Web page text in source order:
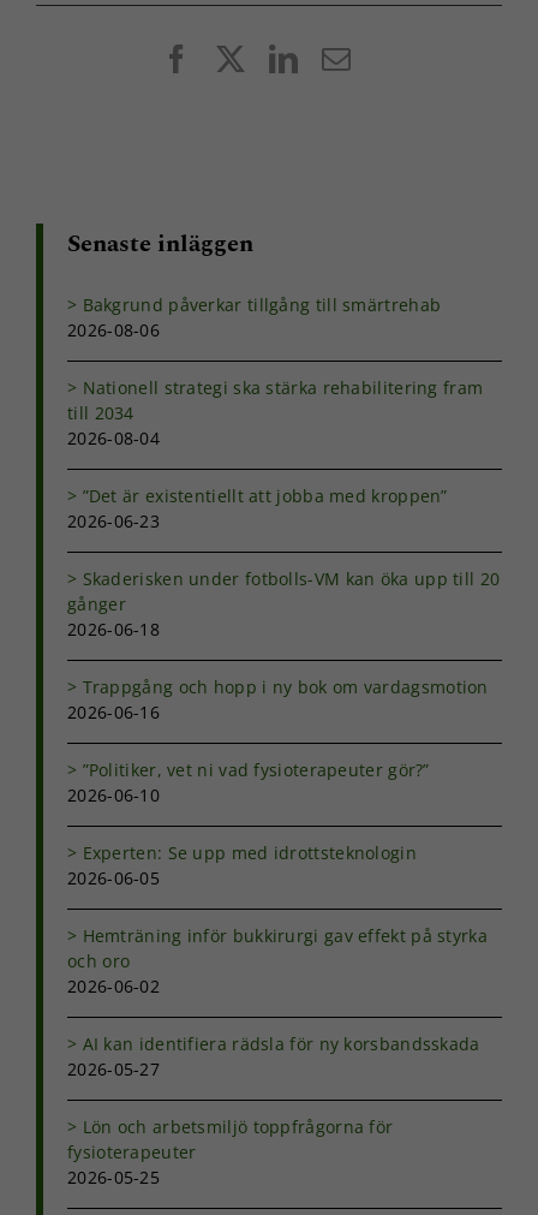
FacebookLinkedIn
E-
Senaste inläggen
Bakgrund påverkar tillgång till smärtrehab
2026-08-06
Nationell strategi ska stärka rehabilitering fram
till 2034
2026-08-04
”Det är existentiellt att jobba med kroppen”
2026-06-23
Skaderisken under fotbolls-VM kan öka upp till 20
gånger
2026-06-18
Trappgång och hopp i ny bok om vardagsmotion
2026-06-16
”Politiker, vet ni vad fysioterapeuter gör?”
2026-06-10
Experten: Se upp med idrottsteknologin
2026-06-05
Hemträning inför bukkirurgi gav effekt på styrka
och oro
2026-06-02
AI kan identifiera rädsla för ny korsbandsskada
2026-05-27
Lön och arbetsmiljö toppfrågorna för
fysioterapeuter
2026-05-25